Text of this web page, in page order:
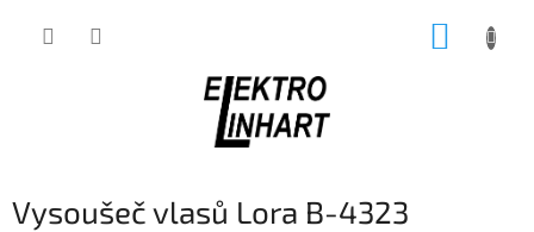
Vysoušeč vlasů Lora B-4323